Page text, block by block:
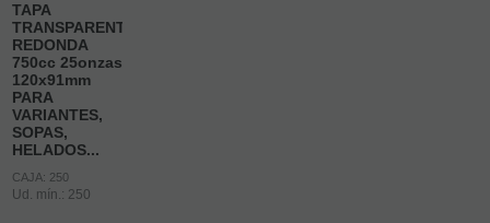
TAPA
TRANSPARENTE
REDONDA
750cc 25onzas
120x91mm
PARA
VARIANTES,
SOPAS,
HELADOS...
CAJA: 250
Ud. mín.: 250